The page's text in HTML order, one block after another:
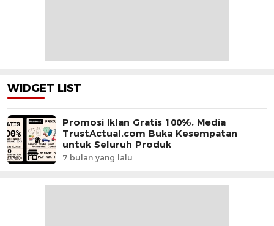
WIDGET LIST
Promosi Iklan Gratis 100%, Media
TrustActual.com Buka Kesempatan
untuk Seluruh Produk
7 bulan yang lalu